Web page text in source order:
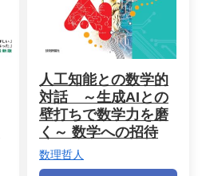
人工知能との数学的
対話 ～生成AIとの
壁打ちで数学力を磨
く～ 数学への招待
数理哲人